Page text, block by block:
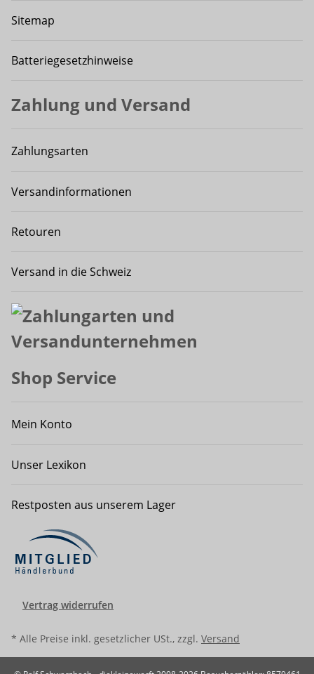
Sitemap
Batteriegesetzhinweise
Zahlung und Versand
Zahlungsarten
Versandinformationen
Retouren
Versand in die Schweiz
Shop Service
Mein Konto
Unser Lexikon
Restposten aus unserem Lager
Vertrag widerrufen
* Alle Preise inkl. gesetzlicher USt., zzgl. Versand